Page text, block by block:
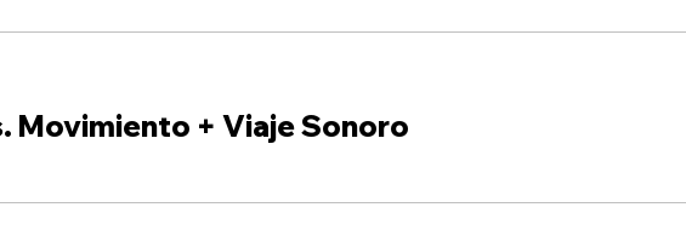
Movimiento + Viaje Sonoro